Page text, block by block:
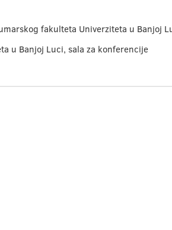
fakulteta Univerziteta u Banjoj
u Banjoj Luci, sala za konferencije